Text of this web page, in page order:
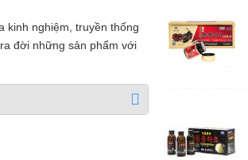
kinh nghiệm, truyền thống
đời những sản phẩm với